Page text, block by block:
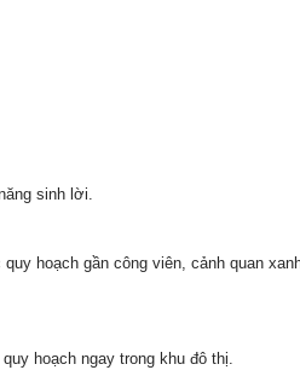
sinh lời.
hoạch gần công viên, cảnh quan
hoạch ngay trong khu đô thị.